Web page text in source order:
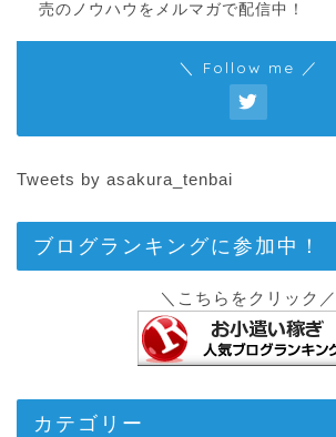
売のノウハウをメルマガで配信中！
＼ Follow me ／
Tweets by asakura_tenbai
ブログランキングに参加中！
＼こちらをクリック／
カテゴリー